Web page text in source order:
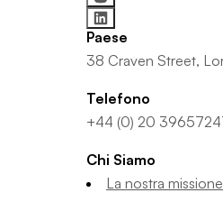
Paese
38 Craven Street,
Telefono
+44 (0) 20
Chi Siamo
La nostra missione